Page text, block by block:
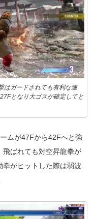
はガードされても有利な連
となり大ゴスが確定してと
ムが47Fから42Fへと強
ばれても対空昇龍拳が
拳がヒットした際は弱波